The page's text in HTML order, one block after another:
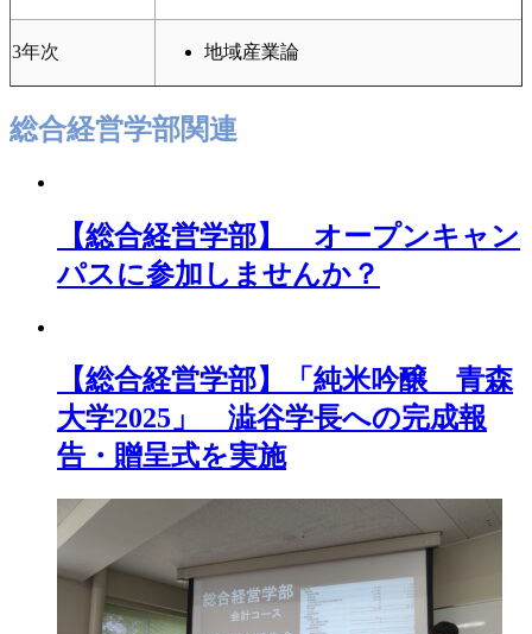
3年次 地域産業論
総合経営学部関連
【総合経営学部】 オープンキャン
パスに参加しませんか？
【総合経営学部】「純米吟醸 青森
大学2025」 澁谷学長への完成報
告・贈呈式を実施